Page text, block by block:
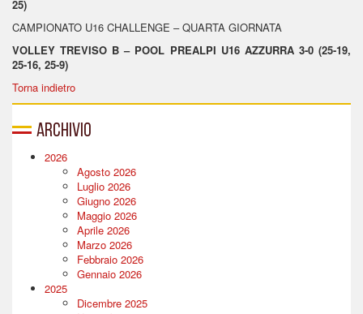
25)
CAMPIONATO U16 CHALLENGE – QUARTA GIORNATA
VOLLEY TREVISO B – POOL PREALPI U16 AZZURRA 3-0 (25-19,
25-16, 25-9)
Torna indietro
Archivio
2026
Agosto 2026
Luglio 2026
Giugno 2026
Maggio 2026
Aprile 2026
Marzo 2026
Febbraio 2026
Gennaio 2026
2025
Dicembre 2025